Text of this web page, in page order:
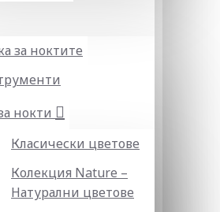
за ноктите
нокти
Класически цветове
Колекция Nature –
Натурални цветове